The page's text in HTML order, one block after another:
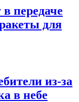
передаче
для
из-за
в небе